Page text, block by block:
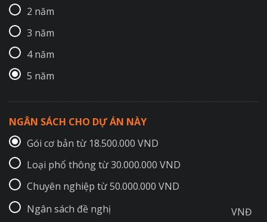
2 năm
3 năm
4 năm
5 năm
NGÂN SÁCH CHO DỰ ÁN NÀY
Gói cơ bản từ 18.500.000 VND
Loại phổ thông từ 30.000.000 VND
Chuyên nghiệp từ 50.000.000 VND
Ngân sách đề nghị
VNĐ